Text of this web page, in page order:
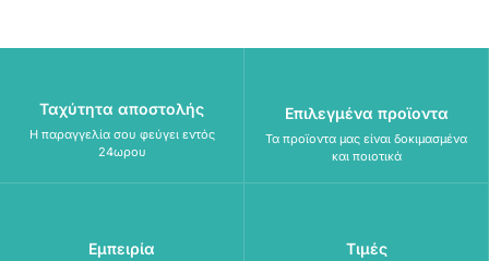
Ταχύτητα αποστολής
Η παραγγελία σου φεύγει εντός
24ωρου
Επιλεγμένα προϊοντα
Τα προϊοντα μας είναι δοκιμασμένα
και ποιοτικά
Εμπειρία Τιμές